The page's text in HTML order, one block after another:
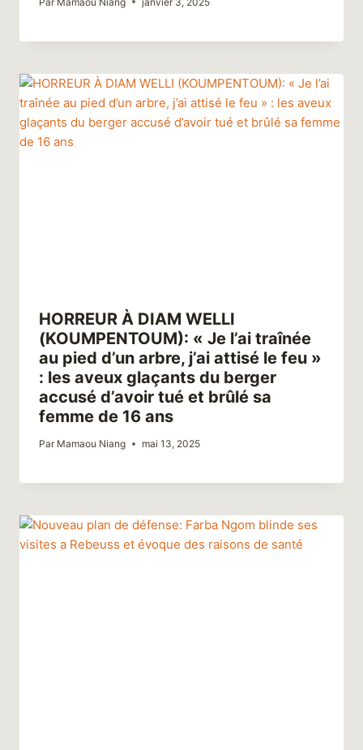
HORREUR À DIAM WELLI
(KOUMPENTOUM): « Je l’ai traînée
au pied d’un arbre, j’ai attisé le feu »
: les aveux glaçants du berger
accusé d’avoir tué et brûlé sa
femme de 16 ans
Par Mamaou Niang mai 13, 2025